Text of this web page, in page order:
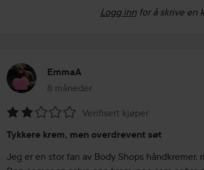
Logg inn for å skrive en
EmmaA
8 måneder
Innlegget ble opprettet 8 måneder
2
av
Verifisert kjøper
Tykkere krem, men overdrevent søt
Jeg er en stor fan av Body Shops